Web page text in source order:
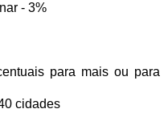
- 3%
para mais ou para
cidades